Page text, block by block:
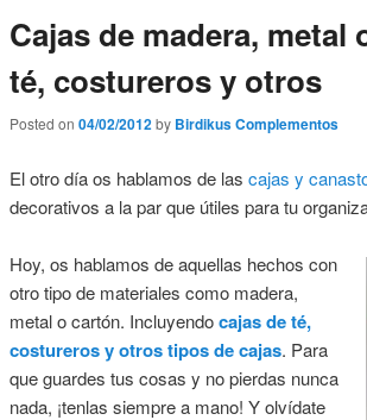
Cajas de madera, metal
té, costureros y otros
Posted on 04/02/2012by Birdikus Complementos
El otro día os hablamos de las cajas y
decorativos a la par que útiles para tu
Hoy, os hablamos de aquellas hechos con
otro tipo de materiales como madera,
metal o cartón. Incluyendocajas de té,
costureros y otros tipos de cajas. Para
que guardes tus cosas y no pierdas nunca
nada, ¡tenlas siempre a mano! Y olvídate